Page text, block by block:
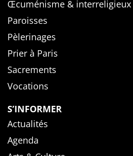
Œcuménisme & interreligieux
Paroisses
Pèlerinages
Prier à Paris
Sacrements
Vocations
S’INFORMER
Actualités
Agenda